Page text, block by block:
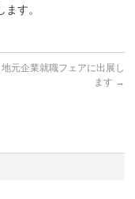
す。
元企業就職フェアに出展し
ます →